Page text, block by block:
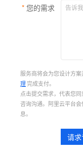
您的需求
服务商将会为您设计方
理完成支付。
点击提交需求，代表您
咨询沟通。阿里云平台
息。
请